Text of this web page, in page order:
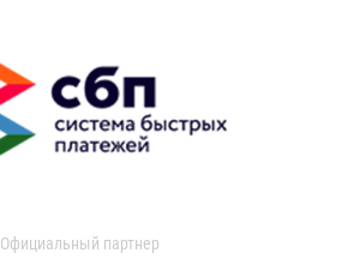
Официальный партнер